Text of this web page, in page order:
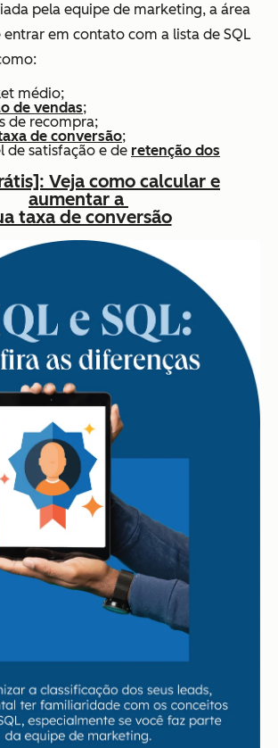
pela equipe de marketing, a área
entrar em contato com a lista de SQL
médio;
de vendas;
de recompra;
de conversão;
de satisfação e de retenção dos
Veja como calcular e
aumentar a
taxa de conversão